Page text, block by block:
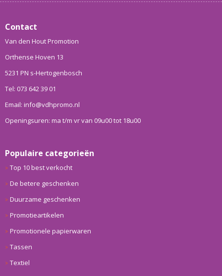
Contact
Van den Hout Promotion
Orthense Hoven 13
5231 PN s-Hertogenbosch
Tel: 073 642 39 01
Email: info@vdhpromo.nl
Openingsuren: ma t/m vr van 09u00 tot 18u00
Populaire categorieën
Top 10 best verkocht
De betere geschenken
Duurzame geschenken
Promotieartikelen
Promotionele papierwaren
Tassen
Textiel